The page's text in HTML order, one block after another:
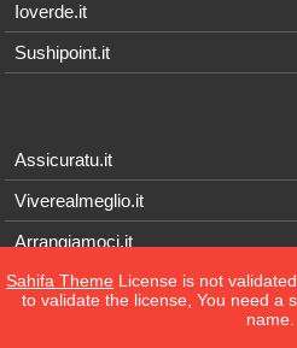
Ioverde.it
Sushipoint.it
Assicuratu.it
Viverealmeglio.it
Arrangiamoci.it
Tecnichef.it
Sahifa Theme License is not
to validate the license, You need a
name.